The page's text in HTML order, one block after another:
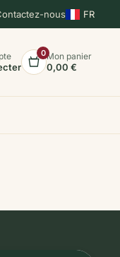
nous
FR
EN
0Mon panier
0,00 €